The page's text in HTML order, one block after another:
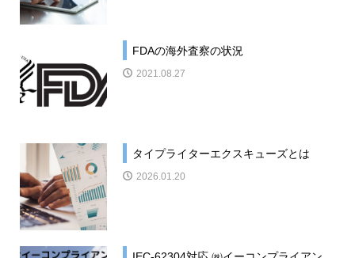
FDAの海外査察の状況
2021.08.27
タイプライターエクスキューズとは
2026.01.20